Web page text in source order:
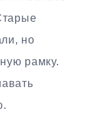
но
рамку.